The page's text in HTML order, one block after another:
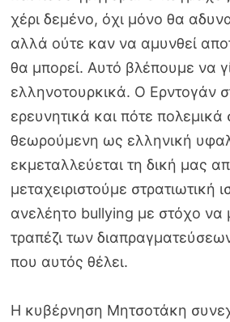
χέρι δεμένο, όχι μόνο θα
αλλά ούτε καν να αμυνθεί
θα μπορεί. Αυτό βλέπουμε να
ελληνοτουρκικά. Ο Ερντογάν
ερευνητικά και πότε
θεωρούμενη ως ελληνική
εκμεταλλεύεται τη δική μας
μεταχειριστούμε στρατιωτική
ανελέητο bullying με στόχο να
τραπέζι των
που αυτός θέλει.
Η κυβέρνηση Μητσοτάκη